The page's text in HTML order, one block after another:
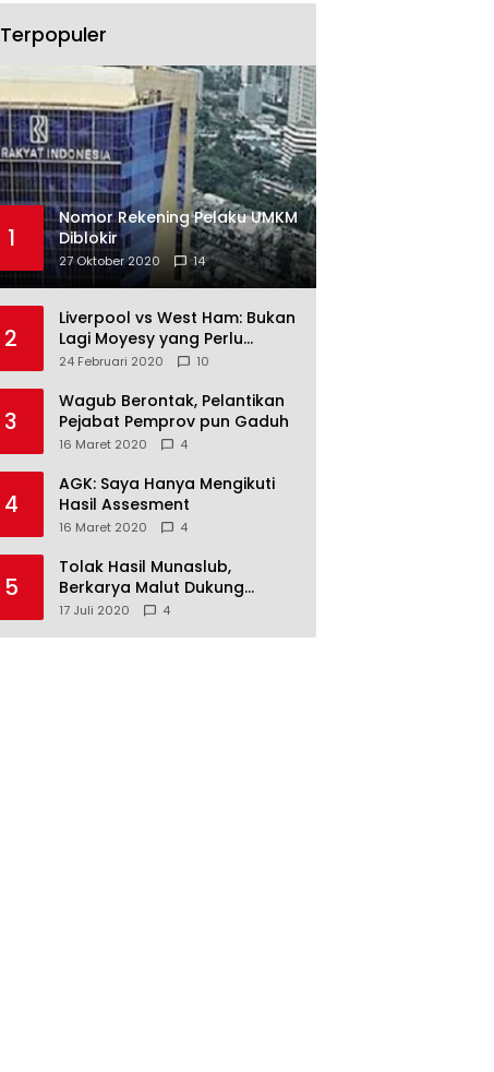
Terpopuler
1
Nomor Rekening Pelaku UMKM
Diblokir
27 Oktober 2020 14
2
Liverpool vs West Ham: Bukan
Lagi Moyesy yang Perlu
Ditakuti
24 Februari 2020 10
3
Wagub Berontak, Pelantikan
Pejabat Pemprov pun Gaduh
16 Maret 2020 4
4
AGK: Saya Hanya Mengikuti
Hasil Assesment
16 Maret 2020 4
5
Tolak Hasil Munaslub,
Berkarya Malut Dukung
Tommy Soeharto
17 Juli 2020 4